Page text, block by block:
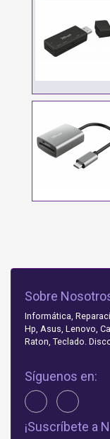
Sobre
Informática,
Hp, Asus, Lenovo,
Raton, Teclado.
Síguenos en:
¡Suscríbete a